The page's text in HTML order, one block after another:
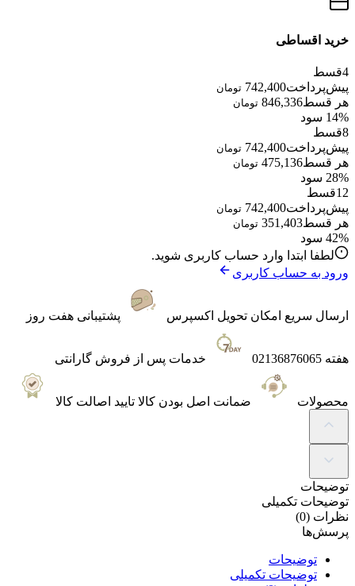
خرید اقساطی
4قسط
پیش‌پرداخت742,400 تومان
هر قسط846,336 تومان
14% سود
8قسط
پیش‌پرداخت742,400 تومان
هر قسط475,136 تومان
28% سود
12قسط
پیش‌پرداخت742,400 تومان
هر قسط351,403 تومان
42% سود
لطفا ابتدا وارد حساب کاربری شوید.
ورود به حساب کاربری
ارسال سریع امکان تحویل اکسپرس پشتیبانی هفت روز
هفته 02136876065 خدمات پس از فروش گارانتی
محصولات ضمانت اصل بودن کالا تایید اصالت کالا
توضیحات
توضیحات تکمیلی
نظرات (0)
پرسش‌ها
توضیحات
توضیحات تکمیلی